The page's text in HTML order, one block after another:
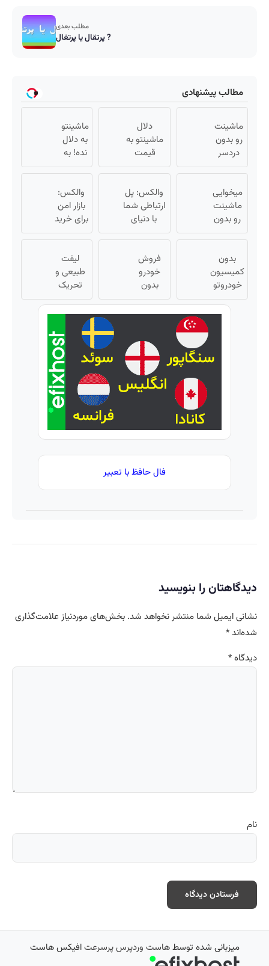
مطلب بعدی
پرتقال یا پرتغال ?
مطالب پیشنهادی
ماشینت
رو بدون
دردسر
بفروش |
کمسیون
😍
دلال
ماشینتو به
قیمت
نمیخره! بیا
قیمت
بفروش*فقط
خریدار
واقعی*
ماشینتو
به دلال
نده! به
مصرف
بفروش!
بدون
پاسخ
به یک
میخوایی
ماشینت
رو بدون
دردسر
بدون
کمیسیون
والکس: پل
ارتباطی شما
با دنیای
سرمایه‌گذاری
والکس:
بازار امن
برای خرید
و فروش
دیجیتال
بدون
کمیسیون
خودروتو
بفروش
فروش
خودرو
بدون
کمیسیون
😍
لیفت
طبیعی و
تحریک
کلاژن‌سازی
از داخل
پوست با
24ماه
ماندگاری
✅ جوان
شو
فال حافظ با تعبیر
دیدگاهتان را بنویسید
نشانی ایمیل شما منتشر نخواهد شد. بخش‌های موردنیاز علامت‌گذاری
شده‌اند*
دیدگاه*
نام
میزبانی شده توسطهاست وردپرس پرسرعتافیکس هاست